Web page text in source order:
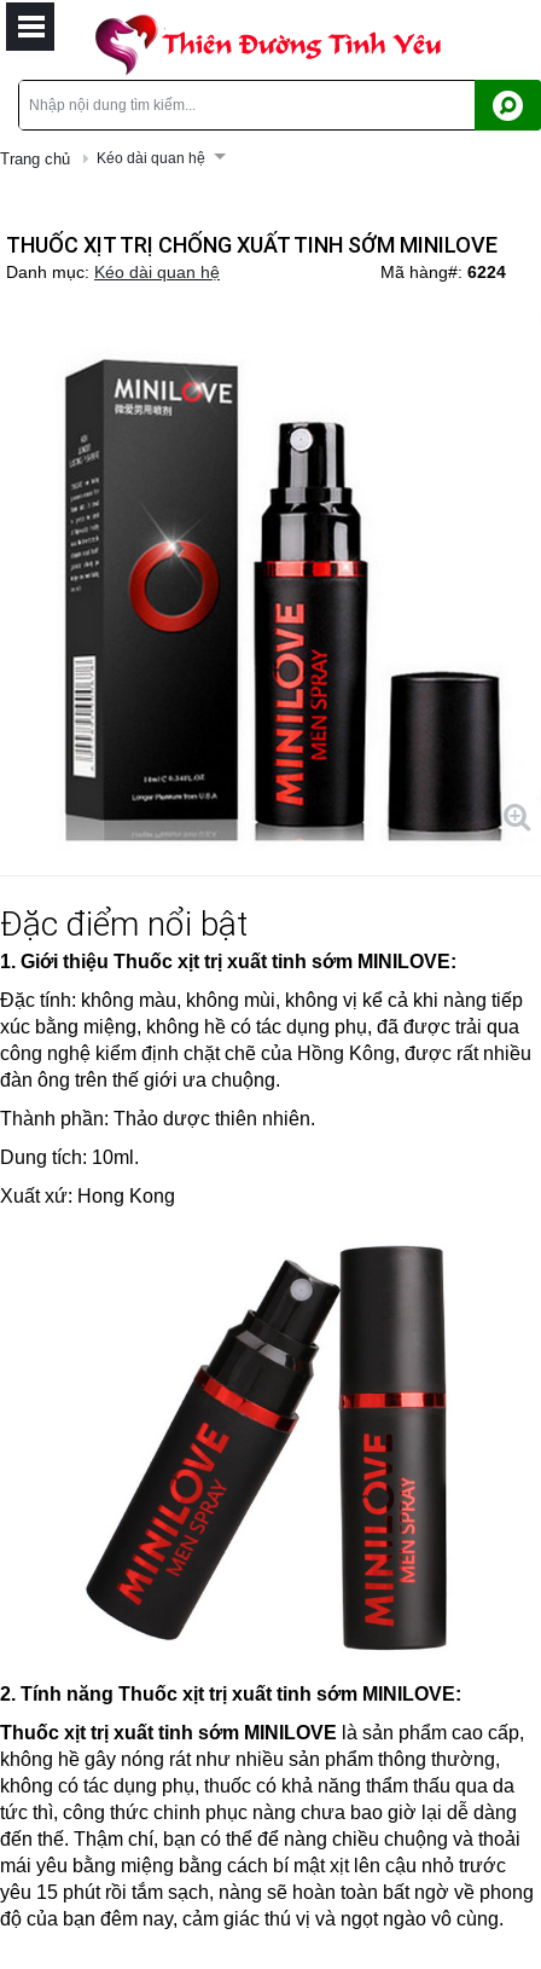
Trang chủ Kéo dài quan hệ
THUỐC XỊT TRỊ CHỐNG XUẤT TINH SỚM MINILOVE
Mã hàng#: 6224
Danh mục: Kéo dài quan hệ
Đặc điểm nổi bật
1. Giới thiệu Thuốc xịt trị xuất tinh sớm MINILOVE:
Đặc tính: không màu, không mùi, không vị kể cả khi nàng tiếp
xúc bằng miệng, không hề có tác dụng phụ, đã được trải qua
công nghệ kiểm định chặt chẽ của Hồng Kông, được rất nhiều
đàn ông trên thế giới ưa chuộng.
Thành phần: Thảo dược thiên nhiên.
Dung tích: 10ml.
Xuất xứ: Hong Kong
2. Tính năng Thuốc xịt trị xuất tinh sớm MINILOVE:
Thuốc xịt trị xuất tinh sớm MINILOVE là sản phẩm cao cấp,
không hề gây nóng rát như nhiều sản phẩm thông thường,
không có tác dụng phụ, thuốc có khả năng thẩm thấu qua da
tức thì, công thức chinh phục nàng chưa bao giờ lại dễ dàng
đến thế. Thậm chí, bạn có thể để nàng chiều chuộng và thoải
mái yêu bằng miệng bằng cách bí mật xịt lên cậu nhỏ trước
yêu 15 phút rồi tắm sạch, nàng sẽ hoàn toàn bất ngờ về phong
độ của bạn đêm nay, cảm giác thú vị và ngọt ngào vô cùng.